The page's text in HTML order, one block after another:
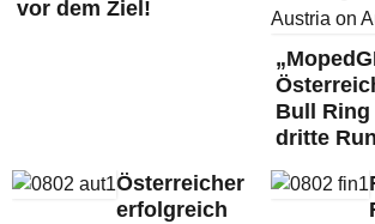
vor dem Ziel!
Bull
dritte
Österreicher
erfolgreich